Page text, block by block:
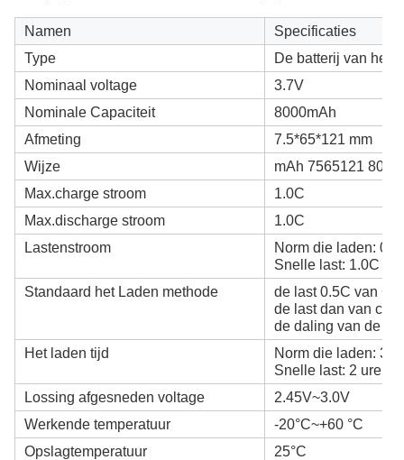
Namen
Specificaties
Type
De batterij van het
Nominaal voltage
3.7V
Nominale Capaciteit
8000mAh
Afmeting
7.5*65*121 mm
Wijze
mAh 7565121 8000
Max.charge stroom
1.0C
Max.discharge stroom
1.0C
Lastenstroom
Norm die laden:
Snelle last: 1.0C
Standaard het Laden methode
de last 0.5C van
de last dan van cv
de daling van de
Het laden tijd
Norm die laden: 3,0
Snelle last: 2 uren
Lossing afgesneden voltage
2.45V~3.0V
Werkende temperatuur
-20°C~+60 °C
Opslagtemperatuur
25°C